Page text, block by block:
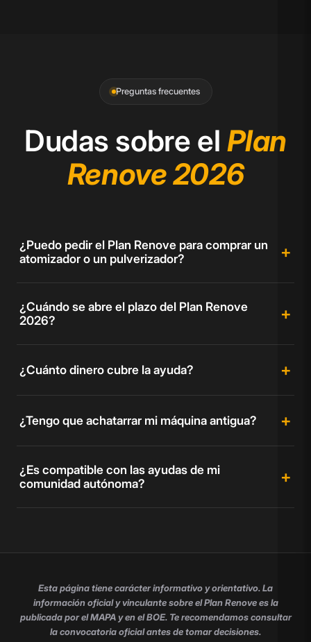
Preguntas frecuentes
Dudas sobre el Plan
Renove 2026
¿Puedo pedir el Plan Renove para comprar un
atomizador o un pulverizador?
¿Cuándo se abre el plazo del Plan Renove
2026?
¿Cuánto dinero cubre la ayuda?
¿Tengo que achatarrar mi máquina antigua?
¿Es compatible con las ayudas de mi
comunidad autónoma?
Esta página tiene carácter informativo y orientativo. La
información oficial y vinculante sobre el Plan Renove es la
publicada por el MAPA y en el BOE. Te recomendamos consultar
la convocatoria oficial antes de tomar decisiones.